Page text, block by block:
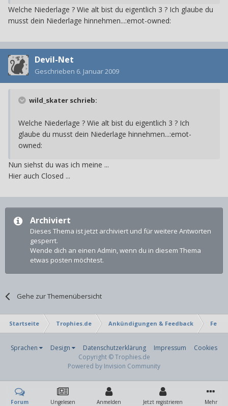
Welche Niederlage ? Wie alt bist du eigentlich 3 ? Ich glaube du
musst dein Niederlage hinnehmen...:emot-owned:
Devil-Net
Geschrieben 6. Januar 2009
wild_skater schrieb:
Welche Niederlage ? Wie alt bist du eigentlich 3 ? Ich
glaube du musst dein Niederlage hinnehmen...:emot-
owned:
Nun siehst du was ich meine ...
Hier auch Closed ...
Archiviert
Dieses Thema ist jetzt archiviert und für weitere Antworten
gesperrt.
Wende dich an einen Admin, wenn du in diesem Thema
etwas posten möchtest.
Gehe zur Themenübersicht
Startseite Trophies.de Ankündigungen & Feedback
Sprachen Design Datenschutzerklärung Impressum
Cookies
Copyright © Trophies.de
Powered by Invision Community
Forum Ungelesen Anmelden Jetzt registrieren Mehr